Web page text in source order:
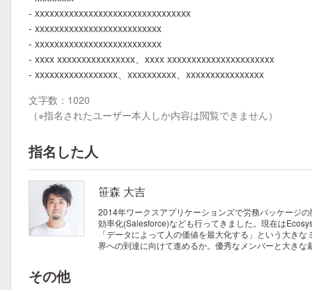
- xxxxxxxxxxxxxxxxxxxxxxxxxxxxxxxx
- xxxxxxxxxxxxxxxxxxxxxxxxxx
- xxxxxxxxxxxxxxxxxxxxxxxxxx
- xxxx xxxxxxxxxxxxxxxx、xxxx xxxxxxxxxxxxxxxxxxxxxx
- xxxxxxxxxxxxxxxxx、xxxxxxxxxx、xxxxxxxxxxxxxxxx
文字数：1020
（※指名されたユーザー本人しか内容は閲覧できません）
指名した人
笹森 大吉
2014年ワークスアプリケーションズで労務パッケージ
効率化(Salesforce)なども行ってきました。現在は
「データによって人の価値を最大化する」という大き
界への到達に向けて進めるか。優秀なメンバーと大きな
その他